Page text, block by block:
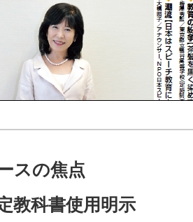
スの焦点
教科書使用明示